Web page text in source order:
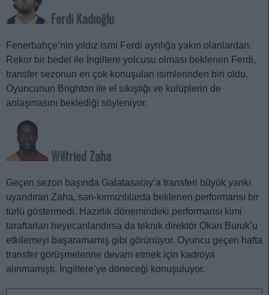
Ferdi Kadıoğlu
Fenerbahçe’nin yıldız ismi Ferdi ayrılığa yakın olanlardan.
Rekor bir bedel ile İngiltere yolcusu olması beklenen Ferdi,
transfer sezonun en çok konuşulan isimlerinden biri oldu.
Oyuncunun Brighton ile el sıkıştığı ve kulüplerin de
anlaşmasını beklediği söyleniyor.
Wilfried Zaha
Geçen sezon başında Galatasaray’a transferi büyük yankı
uyandıran Zaha, sarı-kırmızılılarda beklenen performansı bir
türlü göstermedi. Hazırlık dönemindeki performansı kimi
taraftarları heyecanlandırsa da teknik direktör Okan Buruk’u
etkilemeyi başaramamış gibi görünüyor. Oyuncu geçen hafta
transfer görüşmelerine devam etmek için kadroya
alınmamıştı. İngiltere’ye döneceği konuşuluyor.